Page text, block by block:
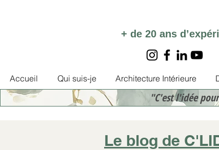
+ de 20 ans
Accueil Qui suis-je Architecture Intérieure
"C'est l'idée
Le blog de